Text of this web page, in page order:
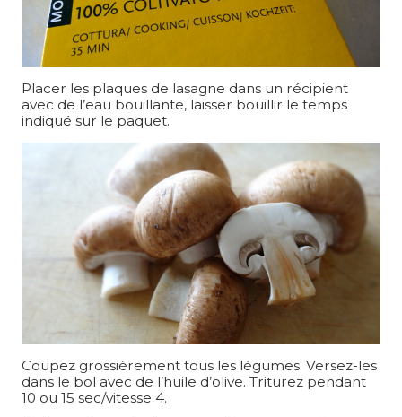
Placer les plaques de lasagne dans un récipient
avec de l’eau bouillante, laisser bouillir le temps
indiqué sur le paquet.
Coupez grossièrement tous les légumes. Versez-les
dans le bol avec de l’huile d’olive. Triturez pendant
10 ou 15 sec/vitesse 4.